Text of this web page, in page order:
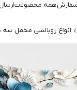
همه محصولات
انواع روبالشی مخمل سه